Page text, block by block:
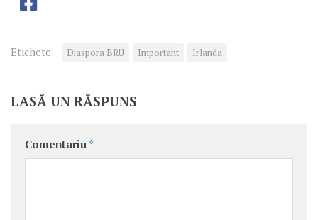
Etichete: Diaspora BRU Important Irlanda
LASĂ UN RĂSPUNS
Comentariu *